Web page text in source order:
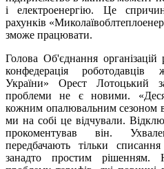
і електроенергію. Це
рахунків
зможе працювати.
Голова Об'єднання організацій
конфедерація роботодавців
України» Орест Лотоцький
проблеми не є новими.
кожним опалювальним сезоном
ми на собі це відчували.
прокоментував він.
передбачають тільки
занадто простим рішенням.